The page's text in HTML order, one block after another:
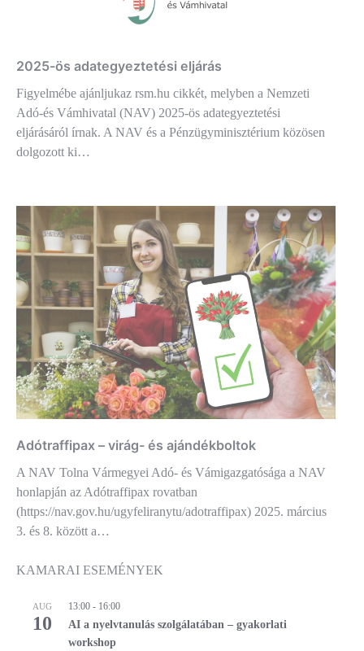
2025-ös adategyeztetési eljárás
Figyelmébe ajánljukaz rsm.hu cikkét, melyben a Nemzeti
Adó-és Vámhivatal (NAV) 2025-ös adategyeztetési
eljárásáról írnak. A NAV és a Pénzügyminisztérium közösen
dolgozott ki…
Adótraffipax – virág- és ajándékboltok
A NAV Tolna Vármegyei Adó- és Vámigazgatósága a NAV
honlapján az Adótraffipax rovatban
(https://nav.gov.hu/ugyfeliranytu/adotraffipax) 2025. március
3. és 8. között a…
KAMARAI ESEMÉNYEK
AUG
10
13:00 - 16:00
AI a nyelvtanulás szolgálatában – gyakorlati
workshop